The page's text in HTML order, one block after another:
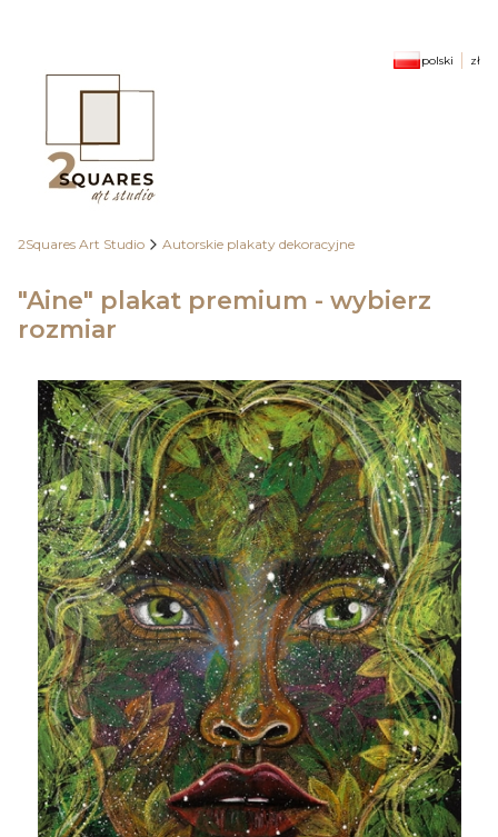
polski zł
2Squares Art Studio Autorskie plakaty dekoracyjne
"Aine" plakat premium - wybierz
rozmiar